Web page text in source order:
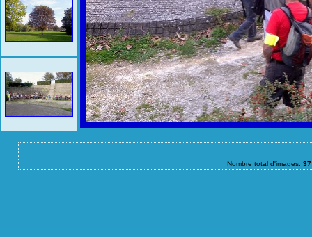
Nombre total d'images: 37